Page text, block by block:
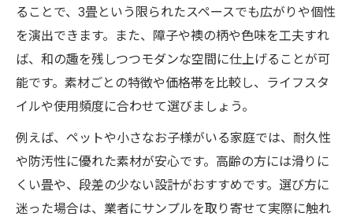
ることで、3畳という限られたスペースでも広がりや個性
を演出できます。また、障子や襖の柄や色味を工夫すれ
ば、和の趣を残しつつモダンな空間に仕上げることが可
能です。素材ごとの特徴や価格帯を比較し、ライフスタ
イルや使用頻度に合わせて選びましょう。
例えば、ペットや小さなお子様がいる家庭では、耐久性
や防汚性に優れた素材が安心です。高齢の方には滑りに
くい畳や、段差の少ない設計がおすすめです。選び方に
迷った場合は、業者にサンプルを取り寄せて実際に触れ